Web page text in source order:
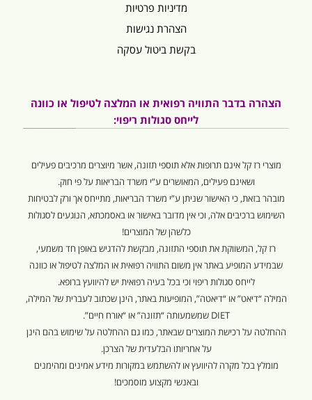
מדיניות פרטיות
הצהרת נגישות
בקשת ביטול עסקה
הצהרה בדבר התוויה רפואית או המלצה לטיפול או כוונה
לייחס סגולות ריפוי:
מוצרי רז קל אינם תרופות אלא תוספי תזונה, אשר מיוצרים מרכיבים פעילים
ושאינם פעילים, המאושרים ע”י משרד הבריאות על פי חוק.
מובהר בזאת, כי האישור שניתן ע”י משרד הבריאות, מתייחס אך ורק לבטיחות
השימוש ברכיבים אלה, וכי אין מדובר באישור או באסמכתא, הנוגעים לסגולות
כלשהן של המוצרים!
רז קל, המשווקת את תוספי התזונה, מבקשת להדגיש באופן חד משמעי,
שבמידע המופיע באתר אין משום התוויה רפואית או המלצה לטיפול או כוונה
לייחס סגולות ריפוי וכי בכל בעיה רפואית יש להיוועץ ברופא.
המילה “דיאט” או “דיאטה”, המופיעות באתר, הינן שכתוב לעברית של המילה,
DIET שמשמעותה “תזונה” או “אורח חיים”.
ההחלטה על רכישת המוצרים שבאתר, כמו גם ההחלטה על שימוש בהם הינן
על אחריותו הבלעדית של הצרכן.
מומלץ בכל מקרה להיוועץ או להשתמש במקורות מידע אמינים ומהימנים
ובאנשי מקצוע מוסמכים!